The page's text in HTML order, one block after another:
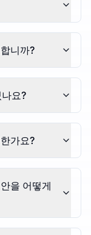
니까?
요?
가요?
을 어떻게